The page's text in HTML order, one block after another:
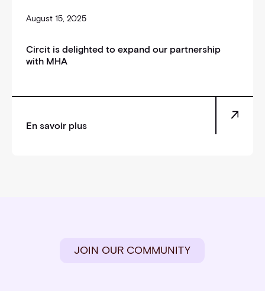
August 15, 2025
Circit is delighted to expand our partnership
with MHA
En savoir plus
JOIN OUR COMMUNITY